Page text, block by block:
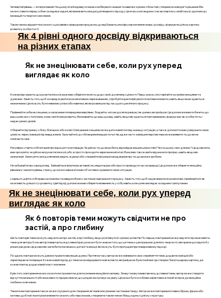
Четвертий рівень — інтегративний. На цьому етапі індивід починає комбінувати знання та навички з різних областей, створюючи нові ідеї та рішення. Він
може ставити перед собою складніші задачі, які вимагають міждисциплінарного підходу. Це етап, коли людина стає експертом у своїй галузі, здатним до
інновацій та творчого мислення.
Таким чином, відкриття кожного з цих рівнів є природним процесом, що відбувається в міру накопичення знань і досвіду, формуючи цілісну картину
розвитку особистості.
Як 4 рівні одного досвіду відкриваються
на різних етапах
Як не знецінювати себе, коли рух уперед
виглядає як коло
Коли ви відчуваєте, що рухаєтеся в колі, важливо зберігати ясність щодо своїх досягнень і цінності. Перш за все, спостерігайте за своїми емоціями та
думками. Замість того, щоб зосереджуватися на негативних переживаннях, спробуйте ідентифікувати позитивні моменти, навіть якщо вони здаються
незначними. Це можуть бути невеликі успіхи або навички, які ви розвинули під час цього циклічного процесу.
Порівнюйте себе не з іншими, а з власними попередніми версіями. Згадайте, чого ви досягли раніше, і як далеко ви пройшли. Це допоможе вам побачити, що
ваш шлях не є статичним, а має свої етапи розвитку. Визнавайте, що ваш досвід, навіть якщо він здається повторюваним, формує вас як особистість і
надає цінних уроків.
Обирайте підтримку з боку близьких або колег. Спілкування з іншими може дати новий погляд на вашу ситуацію, а також допомогти вам усвідомити свою
цінність через зовнішні підтвердження. Залучайте їх до обговорення ваших почуттів, адже часто зовнішня перспектива може виявити те, що ви не
помічаєте самі.
Регулярно ставте собі питання про ваші цілі та мотивацію. Чи дійсно те, що ви робите, відповідає вашим цінностям? Чи є в цьому сенс для вас? Це дозволить
вам зрозуміти, чи дійсно ви рухаєтеся в колі, або ж просто проходите через важкий етап. Важливо також вміти відзначати прогрес, навіть якщо він
незначний. Записуйте свої досягнення, ведіть журнал або створюйте візуальні нагадування про те, що ви вже зробили.
Не забувайте про самодогляд. Займайтеся фізичною активністю, медитацією або просто проводьте час на природі. Це допоможе зберегти емоційну
рівновагу і знизити рівень стресу, що може заважати вам об'єктивно оцінювати свою ситуацію.
І, нарешті, дайте собі право на помилки та невдачі. Вони є частиною навчального процесу. Замість того, щоб зациклюватися на негативі, сприймайте їх як
можливість для росту і розвитку. Цей підхід допоможе вам зберегти впевненість у собі, навіть коли шлях виглядає складним і заплутаним.
Як не знецінювати себе, коли рух уперед
виглядає як коло
Як 6 повторів теми можуть свідчити не про
застій, а про глибину
Шість повторів теми можуть свідчити не про застій, а про глибину, якщо розглянути їх з різних аспектів. По-перше, повторення може свідчити про важливість
теми для автора. Коли автор повертається до певної ідеї, це може бути знаком того, що ця тема є центральною для його творчості, і він прагне дослідити її з
різних ракурсів. Це дозволяє заглибитися в нюанси, деталі та емоції, які можуть бути пропущені при поверхневому підході.
По-друге, повтори можуть демонструвати еволюцію думки. Протягом часу автор може змінювати своє сприйняття теми, додаючи нові ідеї або
переглядаючи попередні. Кожен новий підхід до теми може відкривати нові аспекти, які раніше не були помічені. Це створює багатошарову картину, де
кожен повтор додає новий пласт значення.
Крім того, повторення може служити інструментом для посилення емоційного впливу. Знову і знову повертаючись до певної теми, автор може створити
відчуття нагальності або важливості, підкреслюючи, що ця ідея заслуговує на увагу. Це може бути особливо ефективно в поезії чи прозі, де емоційна
глибина є ключовою.
Тематичне повторення також може слугувати для створення зв'язків між різними частинами твору. Автор може повторювати певні образи, фрази або
мотиви, щоб пов'язати різні елементи сюжету або персонажів, створюючи таким чином більш єдину і цілісну структуру.